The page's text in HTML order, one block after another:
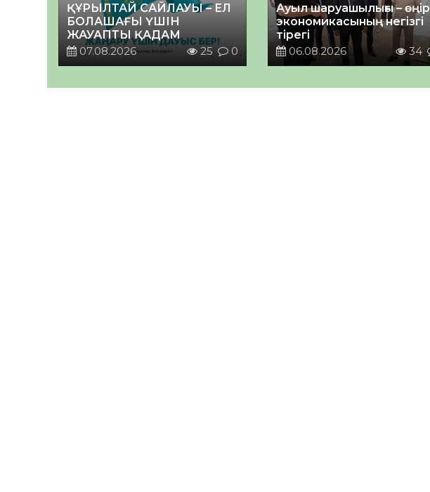
ҚҰРЫЛТАЙ САЙЛАУЫ – ЕЛ
БОЛАШАҒЫ ҮШІН
ЖАУАПТЫ ҚАДАМ
07.08.2026
25 0
Ауыл шаруашылығы – өңір
экономикасының негізгі
тірегі
06.08.2026
34